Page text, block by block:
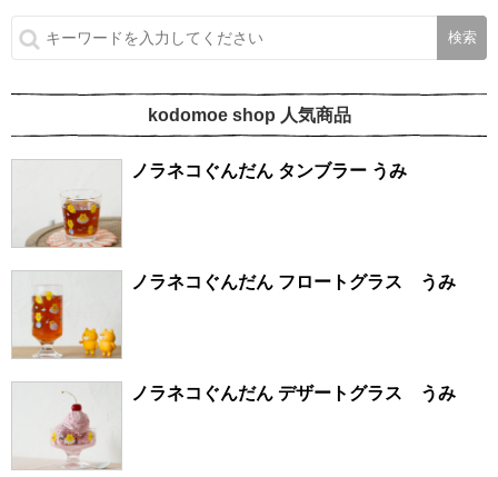
kodomoe shop 人気商品
ノラネコぐんだん タンブラー うみ
ノラネコぐんだん フロートグラス うみ
ノラネコぐんだん デザートグラス うみ